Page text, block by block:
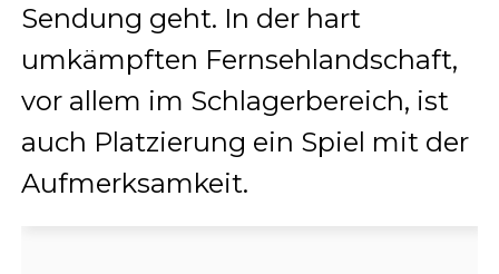
Sendung geht. In der hart
umkämpften Fernsehlandschaft,
vor allem im Schlagerbereich, ist
auch Platzierung ein Spiel mit der
Aufmerksamkeit.